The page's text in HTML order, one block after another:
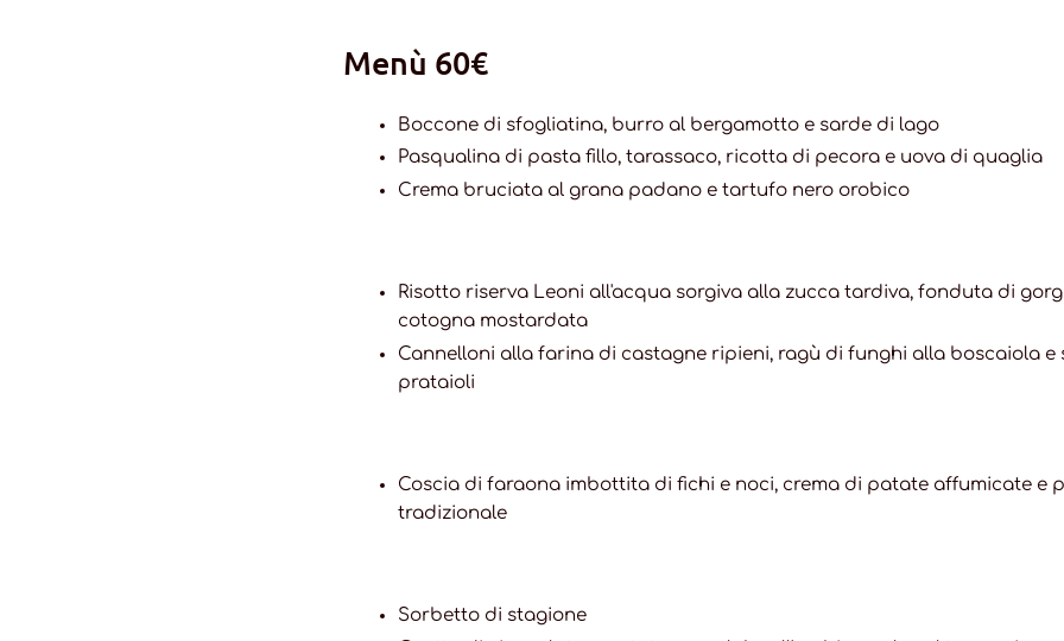
Menù 60€
Boccone di sfogliatina, burro al bergamotto e sarde di lago
Pasqualina di pasta fillo, tarassaco, ricotta di pecora e uova di quaglia
Crema bruciata al grana padano e tartufo nero orobico
Risotto riserva Leoni all'acqua sorgiva alla zucca tardiva, fonduta di
cotogna mostardata
Cannelloni alla farina di castagne ripieni, ragù di funghi alla boscaiola e
prataioli
Coscia di faraona imbottita di fichi e noci, crema di patate affumicate e
tradizionale
Sorbetto di stagione